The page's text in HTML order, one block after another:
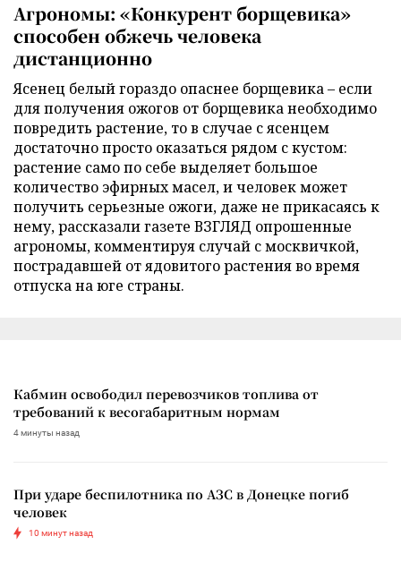
Агрономы: «Конкурент борщевика»
способен обжечь человека
дистанционно
Ясенец белый гораздо опаснее борщевика – если
для получения ожогов от борщевика необходимо
повредить растение, то в случае с ясенцем
достаточно просто оказаться рядом с кустом:
растение само по себе выделяет большое
количество эфирных масел, и человек может
получить серьезные ожоги, даже не прикасаясь к
нему, рассказали газете ВЗГЛЯД опрошенные
агрономы, комментируя случай с москвичкой,
пострадавшей от ядовитого растения во время
отпуска на юге страны.
Кабмин освободил перевозчиков топлива от
требований к весогабаритным нормам
4 минуты назад
При ударе беспилотника по АЗС в Донецке погиб
человек
10 минут назад